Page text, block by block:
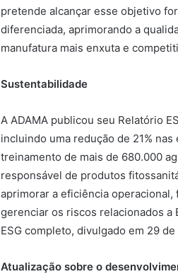
pretende alcançar esse objetivo
diferenciada, aprimorando a
manufatura mais enxuta e
Sustentabilidade
A ADAMA publicou seu Relatório
incluindo uma redução de 21%
treinamento de mais de 680.000
responsável de produtos
aprimorar a eficiência
gerenciar os riscos relacionados a
ESG completo, divulgado em 29
Atualização sobre o